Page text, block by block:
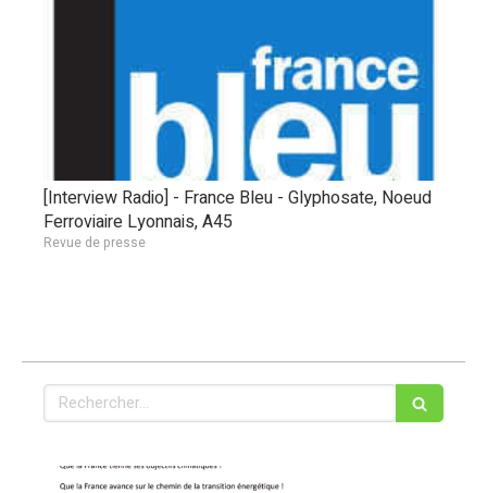
[Interview Radio] - France Bleu - Glyphosate, Noeud
Ferroviaire Lyonnais, A45
Revue de presse
Rechercher